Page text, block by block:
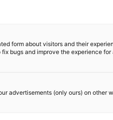
Materiais dos cabos com
+ maquinagem =
form about visitors and their
bugs and improve the experience for
advertisements (only ours) on other